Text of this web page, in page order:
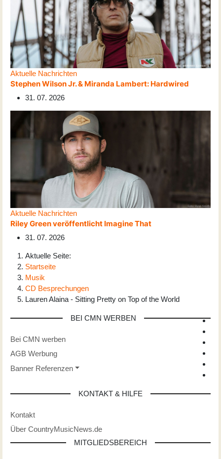
Aktuelle Nachrichten
Stephen Wilson Jr. & Miranda Lambert: Hardwired
31. 07. 2026
Aktuelle Nachrichten
Riley Green veröffentlicht Imagine That
31. 07. 2026
Aktuelle Seite:
Startseite
Musik
CD Besprechungen
Lauren Alaina - Sitting Pretty on Top of the World
BEI CMN WERBEN
Bei CMN werben
AGB Werbung
Banner Referenzen
KONTAKT & HILFE
Kontakt
Über CountryMusicNews.de
MITGLIEDSBEREICH